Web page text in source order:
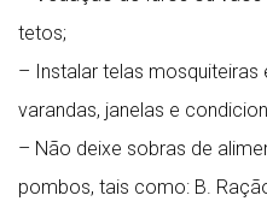
tetos;
– Instalar telas
varandas, janelas e
– Não deixe sobras de
pombos, tais como: B.